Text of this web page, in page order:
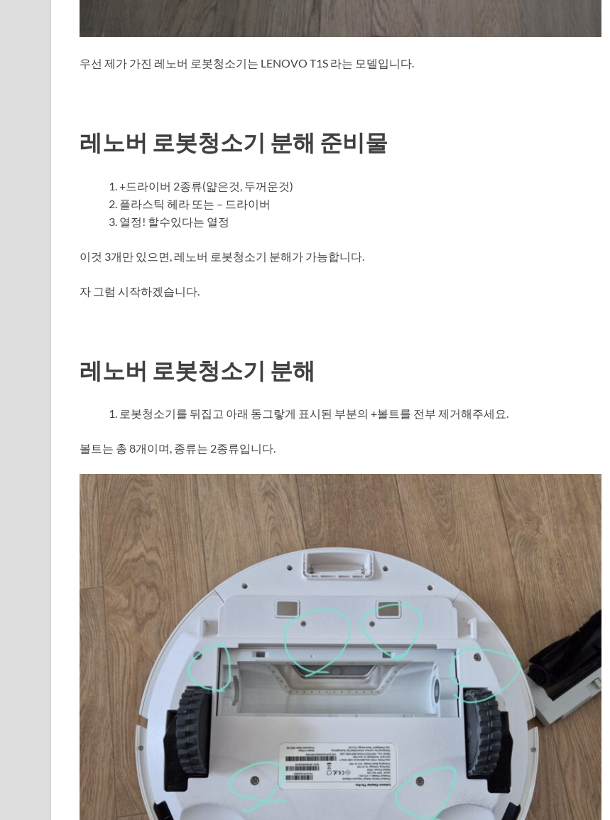
우선 제가 가진 레노버 로봇청소기는 LENOVO T1S 라는 모델입니다.
레노버 로봇청소기 분해 준비물
+드라이버 2종류(얇은것, 두꺼운것)
플라스틱 헤라 또는 – 드라이버
열정! 할수있다는 열정
이것 3개만 있으면, 레노버 로봇청소기 분해가 가능합니다.
자 그럼 시작하겠습니다.
레노버 로봇청소기 분해
로봇청소기를 뒤집고 아래 동그랗게 표시된 부분의 +볼트를 전부 제거해주세요.
볼트는 총 8개이며, 종류는 2종류입니다.